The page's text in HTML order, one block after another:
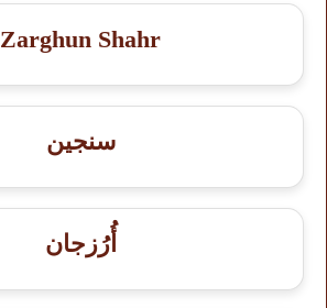
Zarghun Shahr
سنجين
أُرُزجان